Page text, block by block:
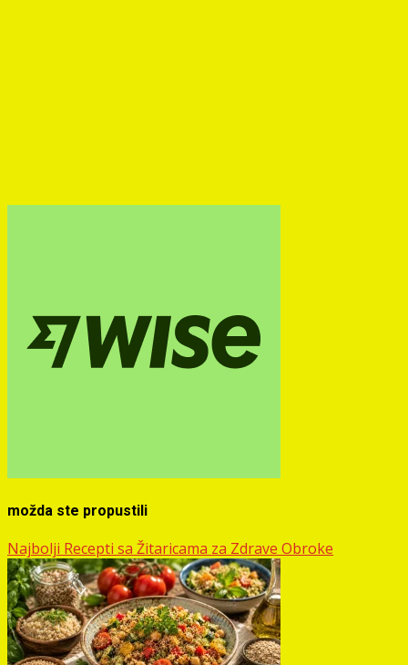
možda ste propustili
Najbolji Recepti sa Žitaricama za Zdrave Obroke